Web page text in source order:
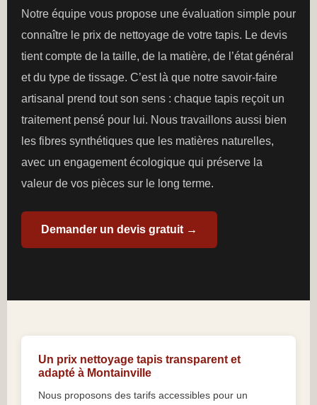
Notre équipe vous propose une évaluation simple pour
connaître le prix de nettoyage de votre tapis. Le devis
tient compte de la taille, de la matière, de l’état général
et du type de tissage. C’est là que notre savoir-faire
artisanal prend tout son sens : chaque tapis reçoit un
traitement pensé pour lui. Nous travaillons aussi bien
les fibres synthétiques que les matières naturelles,
avec un engagement écologique qui préserve la
valeur de vos pièces sur le long terme.
Demander un devis gratuit →
Un prix nettoyage tapis transparent et
adapté à Montainville
Nous proposons des tarifs accessibles pour un